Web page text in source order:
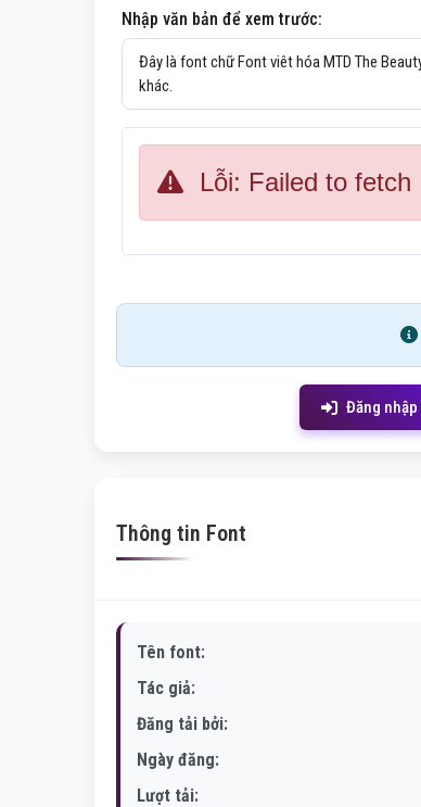
Nhập văn bản để xem trước:
Lỗi: Failed to fetch
Đăng nhập
Thông tin Font
Tên font:
Tác giả:
Đăng tải bởi:
Ngày đăng:
Lượt tải: